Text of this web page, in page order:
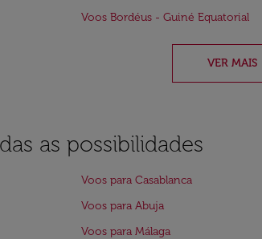
Voos Bordéus - Guiné Equatorial
VER MAIS
as possibilidades
Voos para Casablanca
Voos para Abuja
Voos para Málaga